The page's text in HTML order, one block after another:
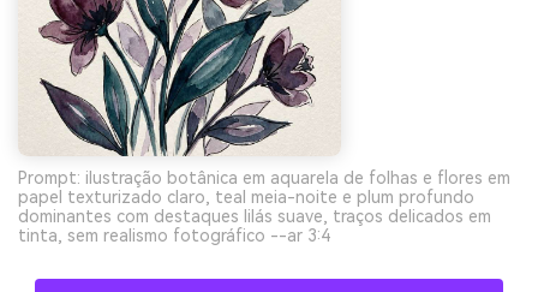
Prompt: ilustração botânica em aquarela de folhas e flores em
papel texturizado claro, teal meia-noite e plum profundo
dominantes com destaques lilás suave, traços delicados em
tinta, sem realismo fotográfico --ar 3:4